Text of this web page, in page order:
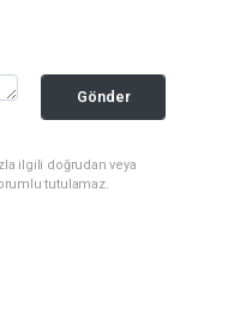
Gönder
ilgili doğrudan veya
tutulamaz.